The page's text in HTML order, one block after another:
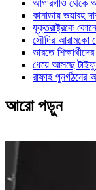
আগারগাঁও থেকে
কানাডায় ভয়াবহ
যুক্তরাষ্ট্রকে
সৌদির আরামকো
ভারতে
ধেয়ে আসছে
রাফাহ পুনর্গঠনের
আরো পড়ুন